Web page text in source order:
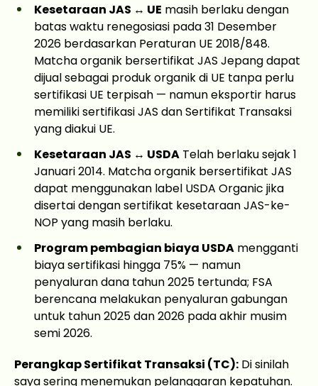
Kesetaraan JAS ↔ UE masih berlaku dengan
batas waktu renegosiasi pada 31 Desember
2026 berdasarkan Peraturan UE 2018/848.
Matcha organik bersertifikat JAS Jepang dapat
dijual sebagai produk organik di UE tanpa perlu
sertifikasi UE terpisah — namun eksportir harus
memiliki sertifikasi JAS dan Sertifikat Transaksi
yang diakui UE.
Kesetaraan JAS ↔ USDA Telah berlaku sejak 1
Januari 2014. Matcha organik bersertifikat JAS
dapat menggunakan label USDA Organic jika
disertai dengan sertifikat kesetaraan JAS-ke-
NOP yang masih berlaku.
Program pembagian biaya USDA mengganti
biaya sertifikasi hingga 75% — namun
penyaluran dana tahun 2025 tertunda; FSA
berencana melakukan penyaluran gabungan
untuk tahun 2025 dan 2026 pada akhir musim
semi 2026.
Perangkap Sertifikat Transaksi (TC): Di sinilah
saya sering menemukan pelanggaran kepatuhan.